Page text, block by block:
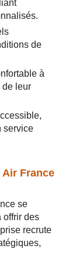
de
à
de leur
service
France
se
offrir des
recrute